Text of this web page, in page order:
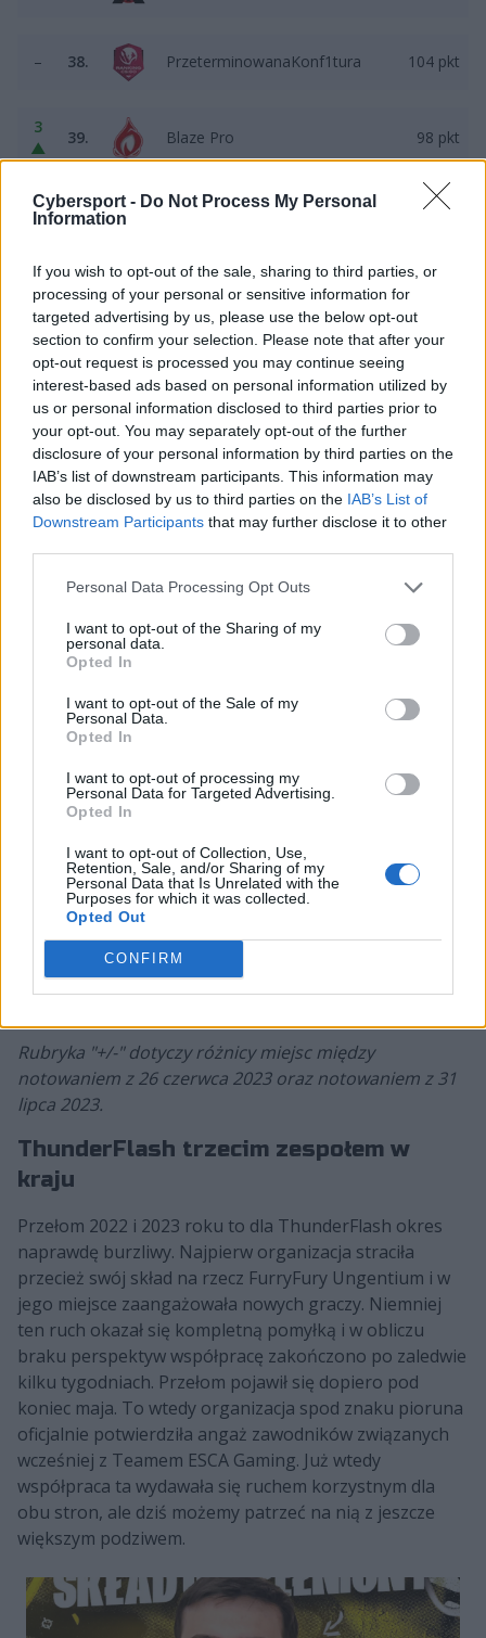
Cybersport - Do Not Process My Personal
Information
If you wish to opt-out of the sale, sharing to third parties, or
processing of your personal or sensitive information for
targeted advertising by us, please use the below opt-out
section to confirm your selection. Please note that after your
opt-out request is processed you may continue seeing
interest-based ads based on personal information utilized by
us or personal information disclosed to third parties prior to
your opt-out. You may separately opt-out of the further
disclosure of your personal information by third parties on the
IAB’s list of downstream participants. This information may
also be disclosed by us to third parties on the IAB’s List of
Downstream Participants that may further disclose it to other
Personal Data Processing Opt Outs
I want to opt-out of the Sharing of my
personal data.
Opted In
I want to opt-out of the Sale of my
Personal Data.
Opted In
I want to opt-out of processing my
Personal Data for Targeted Advertising.
Opted In
I want to opt-out of Collection, Use,
Retention, Sale, and/or Sharing of my
Personal Data that Is Unrelated with the
Purposes for which it was collected.
Opted Out
CONFIRM
– 38. PrzeterminowanaKonf1tura 104 pkt
3
▲
39. Blaze Pro 98 pkt
3
▲
40. 93 pkt
5
▲
41. Turbo Ptysie
15
▼
42. ex-Horizon G.G
6
▲
43. Madinio & Cam Bros 84 pkt
– 44. Young Stars Talents 83 pkt
MultiFapTeam
49.
▲
50. Dauny z Kosmosu 65 pkt
Rubryka "+/-" dotyczy różnicy miejsc między
notowaniem z 26 czerwca 2023 oraz notowaniem z 31
lipca 2023.
ThunderFlash trzecim zespołem w
kraju
Przełom 2022 i 2023 roku to dla ThunderFlash okres
naprawdę burzliwy. Najpierw organizacja straciła
przecież swój skład na rzecz FurryFury Ungentium i w
jego miejsce zaangażowała nowych graczy. Niemniej
ten ruch okazał się kompletną pomyłką i w obliczu
braku perspektyw współpracę zakończono po zaledwie
kilku tygodniach. Przełom pojawił się dopiero pod
koniec maja. To wtedy organizacja spod znaku pioruna
oficjalnie potwierdziła angaż zawodników związanych
wcześniej z Teamem ESCA Gaming. Już wtedy
współpraca ta wydawała się ruchem korzystnym dla
obu stron, ale dziś możemy patrzeć na nią z jeszcze
większym podziwem.